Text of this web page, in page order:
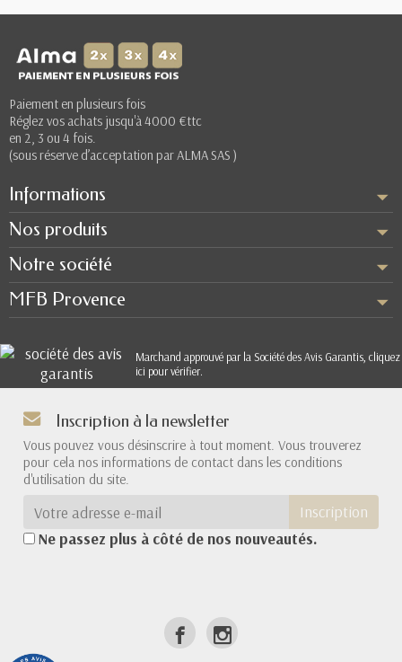
Paiement en plusieurs fois
Réglez vos achats jusqu'à 4000 €ttc
en 2, 3 ou 4 fois.
(sous réserve d’acceptation par ALMA SAS )
Informations
Nos produits
Notre société
MFB Provence
Marchand approuvé par la Société des Avis Garantis, cliquez
ici pour vérifier.
Inscription à la newsletter
Vous pouvez vous désinscrire à tout moment. Vous trouverez
pour cela nos informations de contact dans les conditions
d'utilisation du site.
Inscription
Ne passez plus à côté de nos nouveautés.